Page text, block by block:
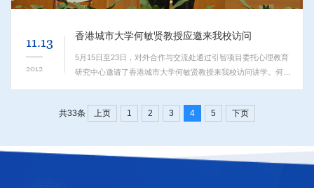
11.13
2012
香港城市大学何敏贤教授应邀来我校访问
5月15日至23日，对外合作与交流处通过引智项目委托心理教育
研究中心邀请了香港城市大学何敏贤教授来我校访问讲学。何敏
共33条 上页 1 2 3 4 5 下页